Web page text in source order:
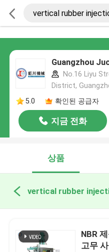
Guangzhou
No.16 Liyu
District,
5.0
확인된 공급자
지금 전화
상품
NBR
고무